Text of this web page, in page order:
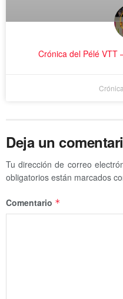
Crónica del Pélé VTT
Deja un
Tu dirección de correo
obligatorios están marcados
Comentario *